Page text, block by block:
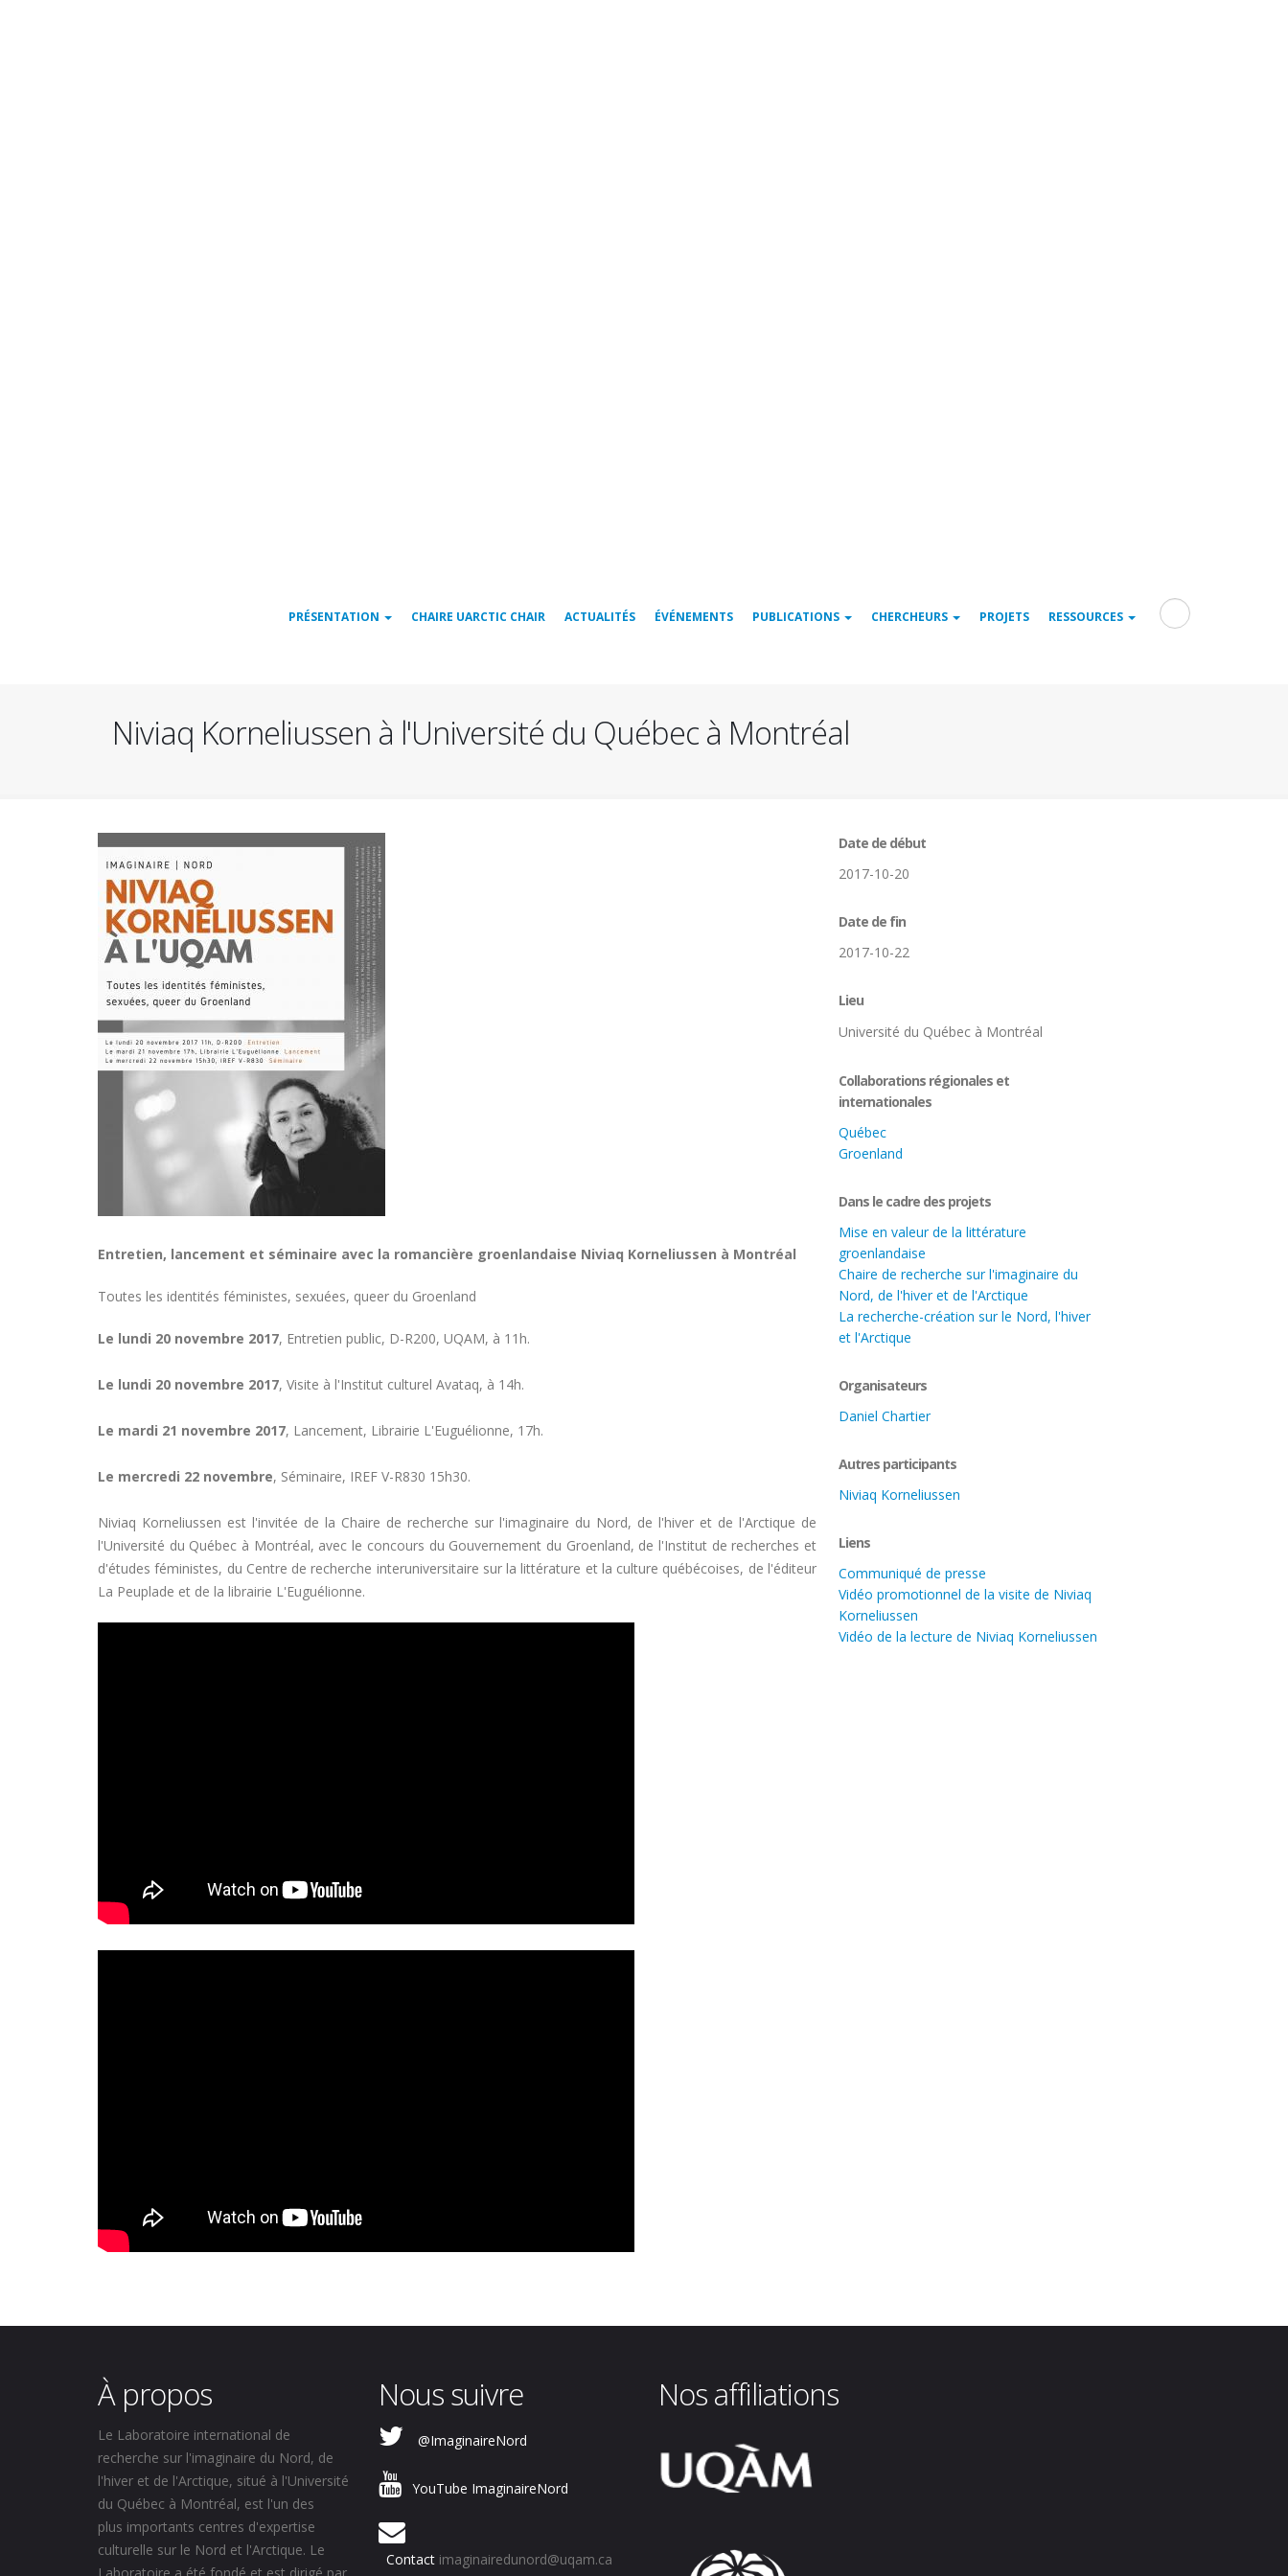
Rechercher
Navigation
PRÉSENTATION CHAIRE UARCTIC CHAIR ACTUALITÉS ÉVÉNEMENTS PUBLICATIONS CHERCHEURS PROJETS RESSOURCES
Niviaq Korneliussen à l'Université du Québec à Montréal
Entretien, lancement et séminaire avec la romancière groenlandaise Niviaq Korneliussen à Montréal
Toutes les identités féministes, sexuées, queer du Groenland
Le lundi 20 novembre 2017, Entretien public, D-R200, UQAM, à 11h.
Le lundi 20 novembre 2017, Visite à l'Institut culturel Avataq, à 14h.
Le mardi 21 novembre 2017, Lancement, Librairie L'Euguélionne, 17h.
Le mercredi 22 novembre, Séminaire, IREF V-R830 15h30.
Niviaq Korneliussen est l'invitée de la Chaire de recherche sur l'imaginaire du Nord, de l'hiver et de l'Arctique de
l'Université du Québec à Montréal, avec le concours du Gouvernement du Groenland, de l'Institut de recherches et
d'études féministes, du Centre de recherche interuniversitaire sur la littérature et la culture québécoises, de l'éditeur
La Peuplade et de la librairie L'Euguélionne.
Date de début
2017-10-20
Date de fin
2017-10-22
Lieu
Université du Québec à Montréal
Collaborations régionales et
internationales
Québec
Groenland
Dans le cadre des projets
Mise en valeur de la littérature
groenlandaise
Chaire de recherche sur l'imaginaire du
Nord, de l'hiver et de l'Arctique
La recherche-création sur le Nord, l'hiver
et l'Arctique
Organisateurs
Daniel Chartier
Autres participants
Niviaq Korneliussen
Liens
Communiqué de presse
Vidéo promotionnel de la visite de Niviaq
Korneliussen
Vidéo de la lecture de Niviaq Korneliussen
À propos
Le Laboratoire international de
recherche sur l'imaginaire du Nord, de
l'hiver et de l'Arctique, situé à l'Université
du Québec à Montréal, est l'un des
plus importants centres d'expertise
culturelle sur le Nord et l'Arctique. Le
Nous suivre
@ImaginaireNord
YouTube ImaginaireNord
Contactimaginairedunord@uqam.ca
Nos affiliations